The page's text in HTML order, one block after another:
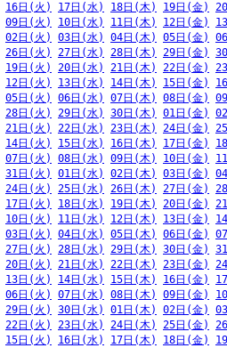
16日(火) 17日(水) 18日(木) 19日(金)
09日(火) 10日(水) 11日(木) 12日(金)
02日(火) 03日(水) 04日(木) 05日(金)
26日(火) 27日(水) 28日(木) 29日(金)
19日(火) 20日(水) 21日(木) 22日(金)
12日(火) 13日(水) 14日(木) 15日(金)
05日(火) 06日(水) 07日(木) 08日(金)
28日(火) 29日(水) 30日(木) 01日(金)
21日(火) 22日(水) 23日(木) 24日(金)
14日(火) 15日(水) 16日(木) 17日(金)
07日(火) 08日(水) 09日(木) 10日(金)
31日(火) 01日(水) 02日(木) 03日(金)
24日(火) 25日(水) 26日(木) 27日(金)
17日(火) 18日(水) 19日(木) 20日(金)
10日(火) 11日(水) 12日(木) 13日(金)
03日(火) 04日(水) 05日(木) 06日(金)
27日(火) 28日(水) 29日(木) 30日(金)
20日(火) 21日(水) 22日(木) 23日(金)
13日(火) 14日(水) 15日(木) 16日(金)
06日(火) 07日(水) 08日(木) 09日(金)
29日(火) 30日(水) 01日(木) 02日(金)
22日(火) 23日(水) 24日(木) 25日(金)
15日(火) 16日(水) 17日(木) 18日(金)